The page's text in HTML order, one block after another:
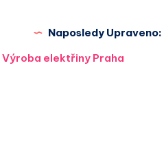
Naposledy Upraveno:
Výroba elektřiny Praha